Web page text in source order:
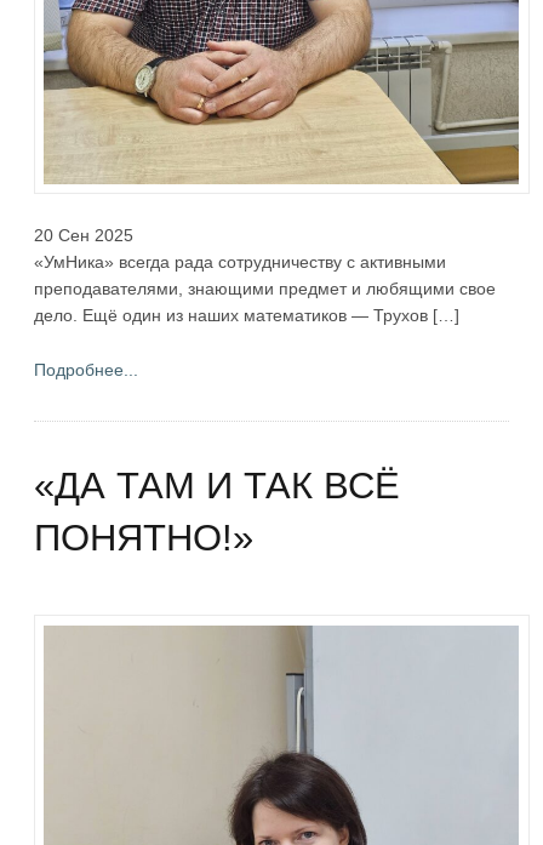
20 Сен 2025
«УмНика» всегда рада сотрудничеству с активными
преподавателями, знающими предмет и любящими свое
дело. Ещё один из наших математиков — Трухов […]
Подробнее...
«ДА ТАМ И ТАК ВСЁ
ПОНЯТНО!»